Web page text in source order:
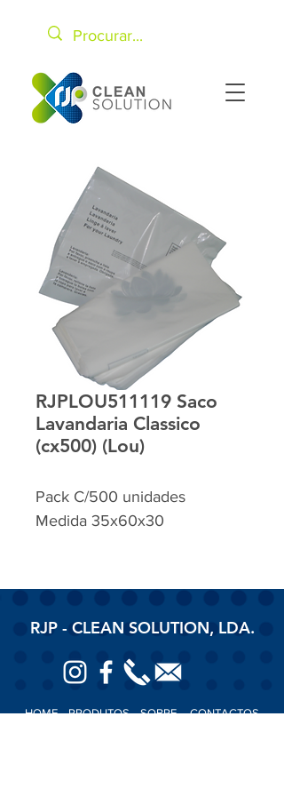
RJPLOU511119 Saco
Lavandaria Classico
(cx500) (Lou)
Pack C/500 unidades
Medida 35x60x30
RJP - CLEAN SOLUTION, LDA.
HOMEPRODUTOSSOBRE CONTACTOS